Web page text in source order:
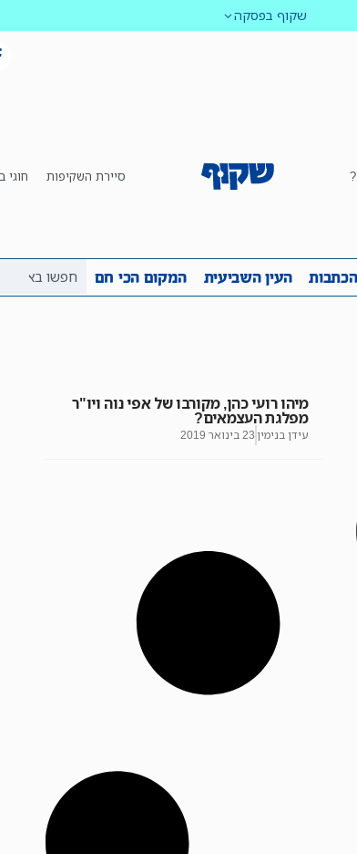
שקוף בפסקה
סיירת השקיפות חוגי
העין השביעית המקום הכי חם
לוביסטים כל הכתבות העין השביעית
מיהו רועי כהן, מקורבו של אפי נוה ויו"ר
מפלגת העצמאים?
עידן בנימין 23 בינואר 2019